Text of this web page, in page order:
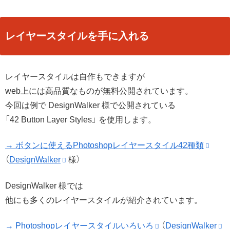
レイヤースタイルを手に入れる
レイヤースタイルは自作もできますが
web上には高品質なものが無料公開されています。
今回は例で DesignWalker 様で公開されている
「42 Button Layer Styles」 を使用します。
→ ボタンに使えるPhotoshopレイヤースタイル42種類
（ DesignWalker 様）
DesignWalker 様では
他にも多くのレイヤースタイルが紹介されています。
→ Photoshopレイヤースタイルいろいろ （ DesignWalker